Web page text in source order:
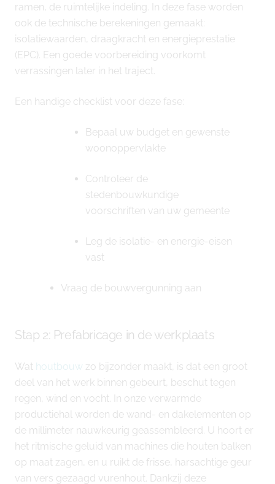
ramen, de ruimtelijke indeling. In deze fase worden
ook de technische berekeningen gemaakt:
isolatiewaarden, draagkracht en energieprestatie
(EPC). Een goede voorbereiding voorkomt
verrassingen later in het traject.
Een handige checklist voor deze fase:
Bepaal uw budget en gewenste
woonoppervlakte
Controleer de
stedenbouwkundige
voorschriften van uw gemeente
Leg de isolatie- en energie-eisen
vast
Vraag de bouwvergunning aan
Stap 2: Prefabricage in de werkplaats
Wat houtbouw zo bijzonder maakt, is dat een groot
deel van het werk binnen gebeurt, beschut tegen
regen, wind en vocht. In onze verwarmde
productiehal worden de wand- en dakelementen op
de millimeter nauwkeurig geassembleerd. U hoort er
het ritmische geluid van machines die houten balken
op maat zagen, en u ruikt de frisse, harsachtige geur
van vers gezaagd vurenhout. Dankzij deze